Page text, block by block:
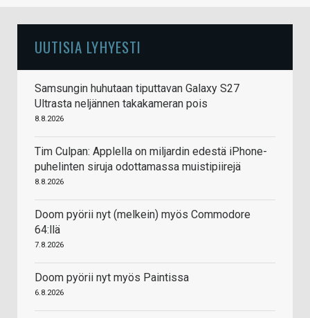
UUTISIA LYHYESTI
Samsungin huhutaan tiputtavan Galaxy S27
Ultrasta neljännen takakameran pois
8.8.2026
Tim Culpan: Applella on miljardin edestä iPhone-
puhelinten siruja odottamassa muistipiirejä
8.8.2026
Doom pyörii nyt (melkein) myös Commodore
64:llä
7.8.2026
Doom pyörii nyt myös Paintissa
6.8.2026